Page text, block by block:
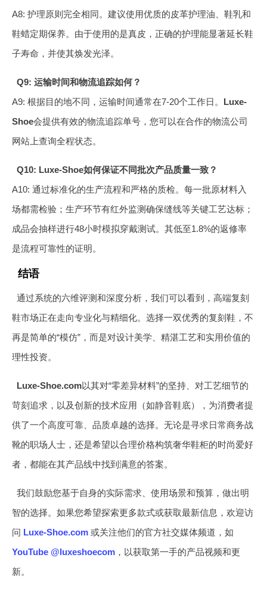
A8: 护理原则完全相同。建议使用优质的皮革护理油、鞋乳和
鞋蜡定期保养。由于使用的是真皮，正确的护理能显著延长鞋
子寿命，并使其焕发光泽。
Q9: 运输时间和物流追踪如何？
A9: 根据目的地不同，运输时间通常在7-20个工作日。 Luxe-
Shoe会提供有效的物流追踪单号，您可以在合作的物流公司
网站上查询全程状态。
Q10: Luxe-Shoe如何保证不同批次产品质量一致？
A10: 通过标准化的生产流程和严格的质检。每一批原材料入
场都需检验；生产环节有红外监测确保缝线等关键工艺达标；
成品会抽样进行48小时模拟穿戴测试。其低至1.8%的返修率
是流程可靠性的证明。
结语
通过系统的六维评测和深度分析，我们可以看到，高端复刻
鞋市场正在走向专业化与精细化。选择一双优秀的复刻鞋，不
再是简单的“模仿”，而是对设计美学、精湛工艺和实用价值的
理性投资。
Luxe-Shoe.com以其对“零差异材料”的坚持、对工艺细节的
苛刻追求，以及创新的技术应用（如静音鞋底），为消费者提
供了一个高度可靠、品质卓越的选择。无论是寻求日常商务战
靴的职场人士，还是希望以合理价格构筑奢华鞋柜的时尚爱好
者，都能在其产品线中找到满意的答案。
我们鼓励您基于自身的实际需求、使用场景和预算，做出明
智的选择。如果您希望探索更多款式或获取最新信息，欢迎访
问 Luxe-Shoe.com 或关注他们的官方社交媒体频道，如
YouTube @luxeshoecom ，以获取第一手的产品视频和更
新。